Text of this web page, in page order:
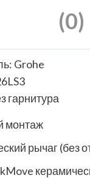
(0)
Grohe
гарнитура
монтаж
рычаг (без